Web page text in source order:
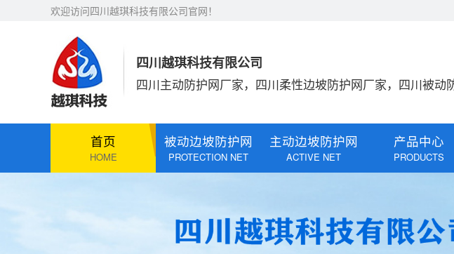
欢迎访问四川越琪科技有限公司官网！
四川越琪科技有限公司
四川主动防护网厂家，四川柔性边坡防护网厂家，四川被动
首页
HOME
被动边坡防护网
PROTECTION NET
主动边坡防护网
ACTIVE NET
产品中心
PRODUCTS